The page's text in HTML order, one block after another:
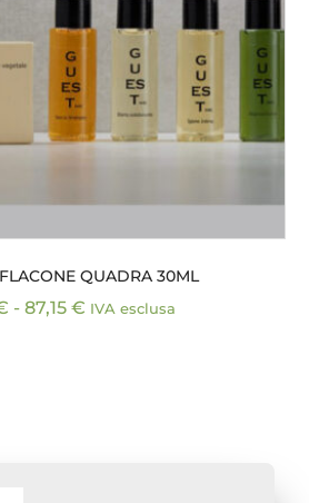
QUADRA 30ML
- 87,15 € IVA esclusa